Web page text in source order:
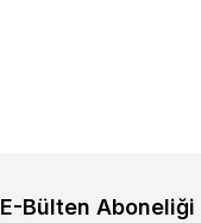
E-Bülten Aboneliği